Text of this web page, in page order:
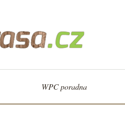
WPC poradna